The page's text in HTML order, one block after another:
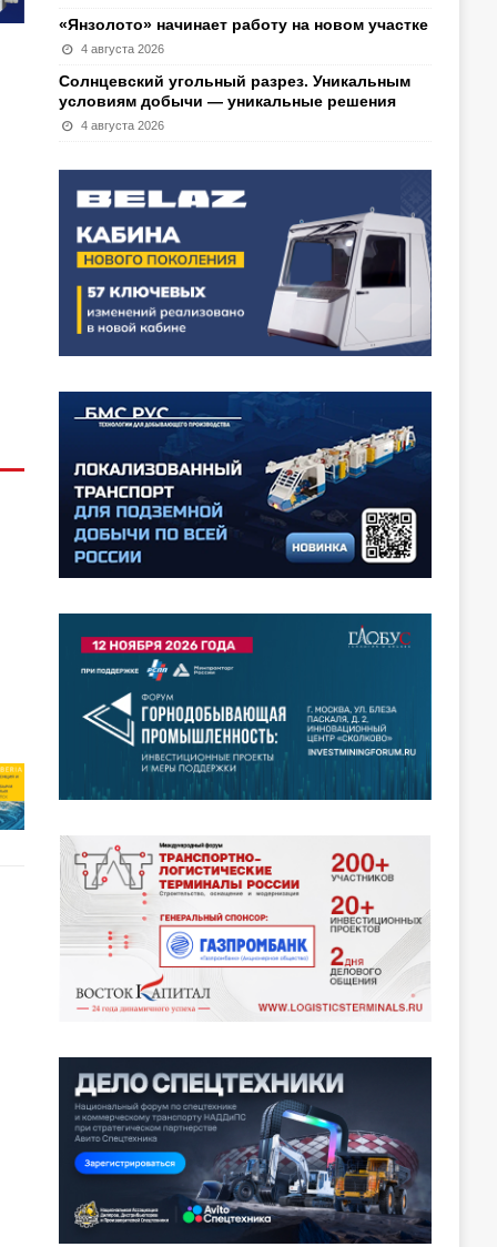
«Янзолото» начинает работу на новом участке
4 августа 2026
Солнцевский угольный разрез. Уникальным
условиям добычи — уникальные решения
4 августа 2026